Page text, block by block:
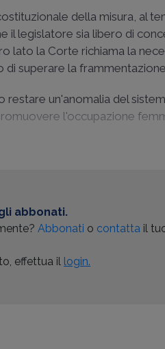
della misura, al
il legislatore sia libero di
lato la Corte richiama la
di superare la
restare un'anomalia del
l'occupazione
abbonati.
Abbonati o contatta il
effettua il login.